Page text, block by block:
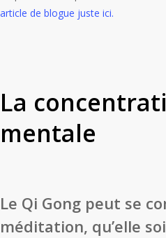
article de blogue juste ici.
La
mentale
Le Qi Gong peut se
méditation, qu’elle